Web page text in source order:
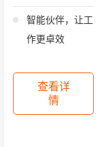
智能伙伴，让工
作更卓效
查看详
情